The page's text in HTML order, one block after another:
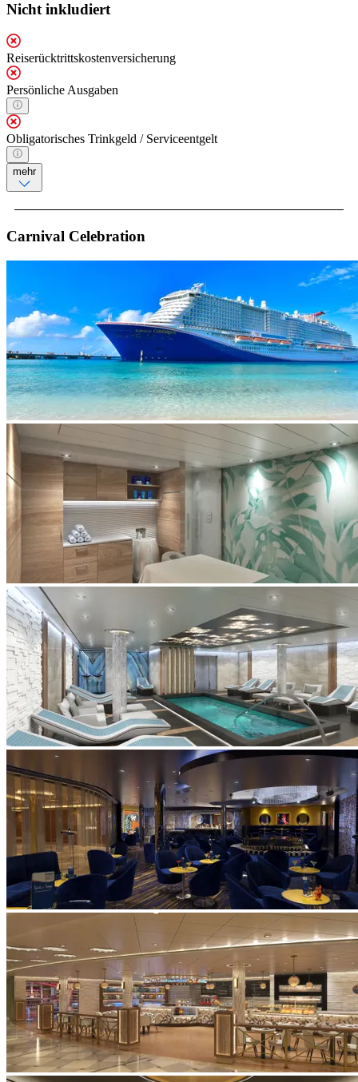
Nicht inkludiert
Reiserücktrittskostenversicherung
Persönliche Ausgaben
Obligatorisches Trinkgeld / Serviceentgelt
mehr
Carnival Celebration